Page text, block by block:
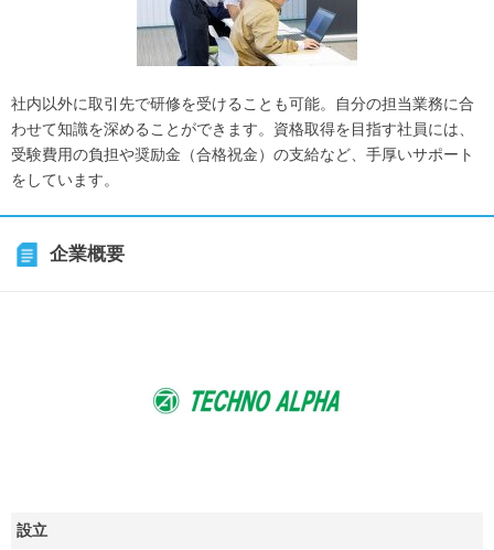
社内以外に取引先で研修を受けることも可能。自分の担当業務に合
わせて知識を深めることができます。資格取得を目指す社員には、
受験費用の負担や奨励金（合格祝金）の支給など、手厚いサポート
をしています。
企業概要
設立